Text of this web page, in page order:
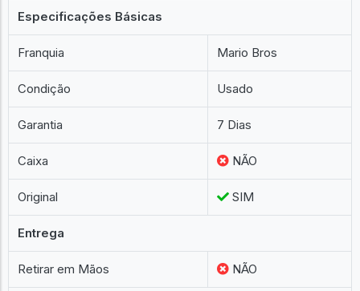
Especificações Básicas
Franquia Mario Bros
Condição Usado
Garantia 7 Dias
Caixa NÃO
Original SIM
Entrega
Retirar em Mãos NÃO